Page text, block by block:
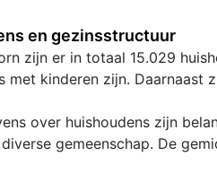
en gezinsstructuur
zijn er in totaal 15.029
met kinderen zijn. Daarnaast
over huishoudens zijn
gemeenschap. De